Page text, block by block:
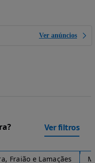
Ver anúncios
Ver filtros
Fraião e Lamaçães